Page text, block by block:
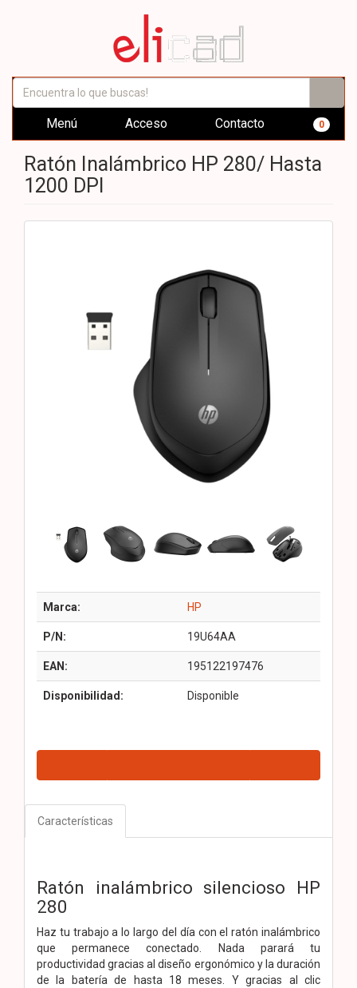
Menú Acceso Contacto 0
Ratón Inalámbrico HP 280/ Hasta
1200 DPI
Marca: HP
P/N: 19U64AA
EAN: 195122197476
Disponibilidad: Disponible
Características
Ratón inalámbrico silencioso HP
280
Haz tu trabajo a lo largo del día con el ratón inalámbrico
que permanece conectado. Nada parará tu
productividad gracias al diseño ergonómico y la duración
de la batería de hasta 18 meses. Y gracias al clic